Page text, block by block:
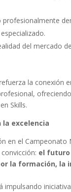
profesionalmente
del mercado
la conexión
Skills.
la excelencia
en el Campeonato
el futuro
la formación, la
impulsando